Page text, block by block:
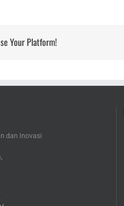
Your Platform!
dan Inovasi